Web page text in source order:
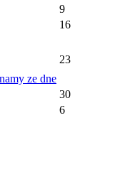
9
16
ze dne
23
30
6